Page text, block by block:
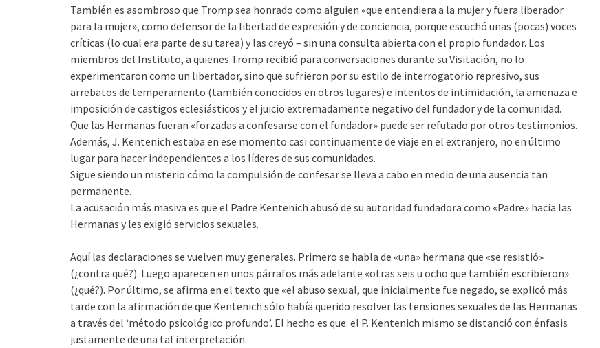
También es asombroso que Tromp sea honrado como alguien «que entendiera a la mujer y fuera liberador
para la mujer», como defensor de la libertad de expresión y de conciencia, porque escuchó unas (pocas) voces
críticas (lo cual era parte de su tarea) y las creyó – sin una consulta abierta con el propio fundador. Los
miembros del Instituto, a quienes Tromp recibió para conversaciones durante su Visitación, no lo
experimentaron como un libertador, sino que sufrieron por su estilo de interrogatorio represivo, sus
arrebatos de temperamento (también conocidos en otros lugares) e intentos de intimidación, la amenaza e
imposición de castigos eclesiásticos y el juicio extremadamente negativo del fundador y de la comunidad.
Que las Hermanas fueran «forzadas a confesarse con el fundador» puede ser refutado por otros testimonios.
Además, J. Kentenich estaba en ese momento casi continuamente de viaje en el extranjero, no en último
lugar para hacer independientes a los líderes de sus comunidades.
Sigue siendo un misterio cómo la compulsión de confesar se lleva a cabo en medio de una ausencia tan
permanente.
La acusación más masiva es que el Padre Kentenich abusó de su autoridad fundadora como «Padre» hacia las
Hermanas y les exigió servicios sexuales.
Aquí las declaraciones se vuelven muy generales. Primero se habla de «una» hermana que «se resistió»
(¿contra qué?). Luego aparecen en unos párrafos más adelante «otras seis u ocho que también escribieron»
(¿qué?). Por último, se afirma en el texto que «el abuso sexual, que inicialmente fue negado, se explicó más
tarde con la afirmación de que Kentenich sólo había querido resolver las tensiones sexuales de las Hermanas
a través del ‘método psicológico profundo’. El hecho es que: el P. Kentenich mismo se distanció con énfasis
justamente de una tal interpretación.